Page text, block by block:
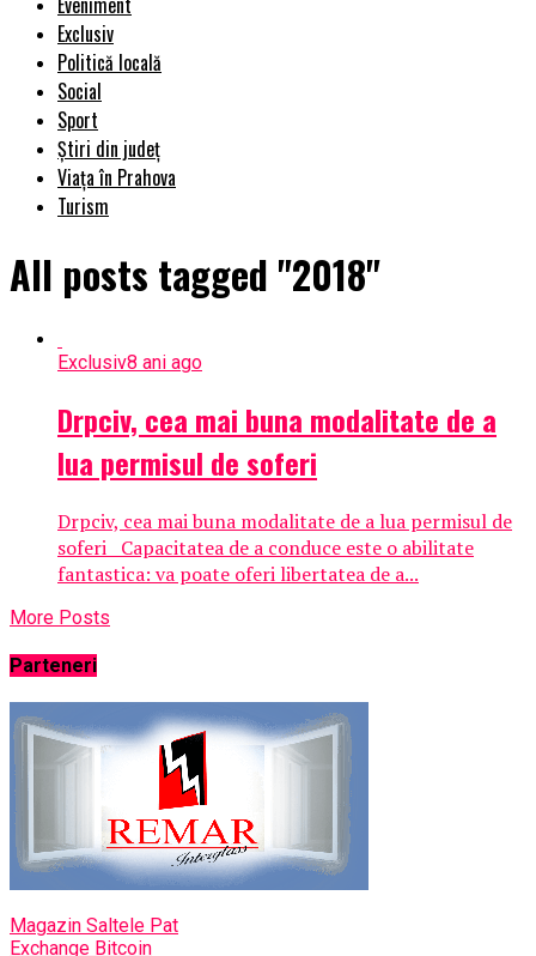
Exclusiv
Politică locală
Social
Sport
Știri din județ
Viața în Prahova
Turism
All posts tagged "2018"
Exclusiv8 ani ago
Drpciv, cea mai buna modalitate de a
lua permisul de soferi
Drpciv, cea mai buna modalitate de a lua permisul de
soferi Capacitatea de a conduce este o abilitate
fantastica: va poate oferi libertatea de a...
More Posts
Parteneri
Magazin Saltele Pat
Exchange Bitcoin